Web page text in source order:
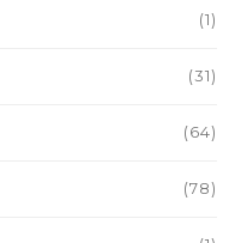
(1)
(31)
(64)
(78)